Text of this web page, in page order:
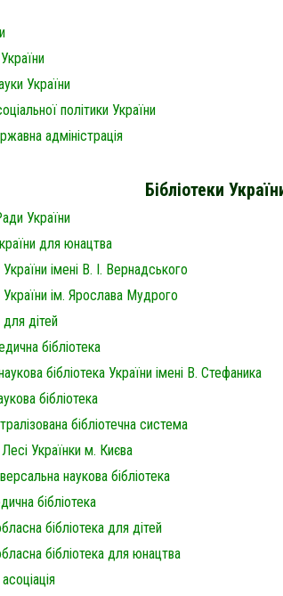
України
політики України
адміністрація
Бібліотеки
України
для юнацтва
імені В. І. Вернадського
України ім. Ярослава Мудрого
для дітей
бібліотека
бібліотека України імені В. Стефаника
бібліотека
бібліотечна система
Лесі Українки м. Києва
наукова бібліотека
бібліотека
бібліотека для дітей
бібліотека для юнацтва